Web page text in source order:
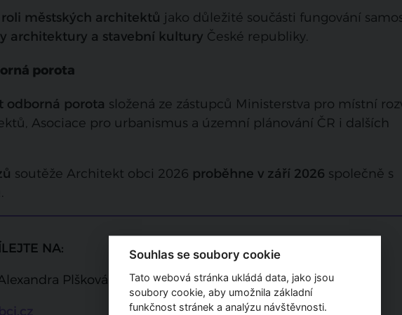
městských architektů jako důležité součásti fungování
architektury a stavební kultury České republiky.
porota
odborná porota složená ze zástupců Ministerstva pro místní
Asociace pro urbanismus a územní plánování ČR i dalších
soutěže Architekt obci 2026 proběhne v září 2026 společně s
NA:
Plšková, tel.: 703 199 004
Souhlas se soubory cookie
Tato webová stránka ukládá data, jako jsou
soubory cookie, aby umožnila základní
funkčnost stránek a analýzu návštěvnosti.